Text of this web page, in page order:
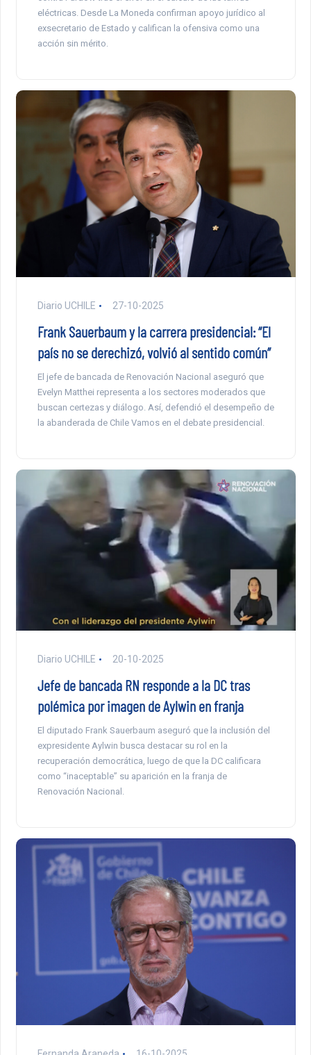
eléctricas. Desde La Moneda confirman apoyo jurídico al
exsecretario de Estado y califican la ofensiva como una
acción sin mérito.
Diario UCHILE 27-10-2025
Frank Sauerbaum y la carrera presidencial: “El
país no se derechizó, volvió al sentido común”
El jefe de bancada de Renovación Nacional aseguró que
Evelyn Matthei representa a los sectores moderados que
buscan certezas y diálogo. Así, defendió el desempeño de
la abanderada de Chile Vamos en el debate presidencial.
Diario UCHILE 20-10-2025
Jefe de bancada RN responde a la DC tras
polémica por imagen de Aylwin en franja
El diputado Frank Sauerbaum aseguró que la inclusión del
expresidente Aylwin busca destacar su rol en la
recuperación democrática, luego de que la DC calificara
como “inaceptable” su aparición en la franja de
Renovación Nacional.